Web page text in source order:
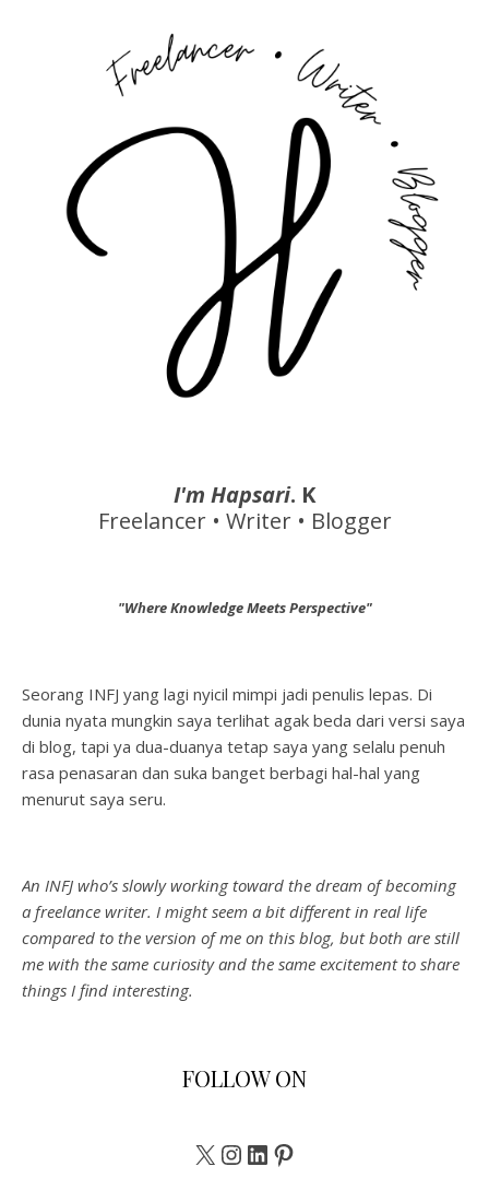
I'm Hapsari. K
Freelancer • Writer • Blogger
"Where Knowledge Meets Perspective"
Seorang INFJ yang lagi nyicil mimpi jadi penulis lepas. Di
dunia nyata mungkin saya terlihat agak beda dari versi saya
di blog, tapi ya dua-duanya tetap saya yang selalu penuh
rasa penasaran dan suka banget berbagi hal-hal yang
menurut saya seru.
An INFJ who’s slowly working toward the dream of becoming
a freelance writer. I might seem a bit different in real life
compared to the version of me on this blog, but both are still
me with the same curiosity and the same excitement to share
things I find interesting.
FOLLOW ON
X Instagram
LinkedInPinterest